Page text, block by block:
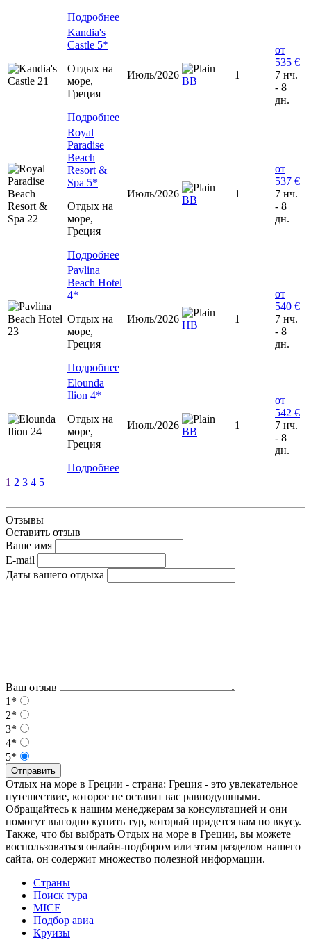
Подробнее
Kandia's
Castle 5*
Отдых на
море,
Греция
Подробнее
Июль/2026
BB
1
от
535 €
7 нч.
- 8
дн.
Royal
Paradise
Beach
Resort &
Spa 5*
Отдых на
море,
Греция
Подробнее
Июль/2026
BB
1
от
537 €
7 нч.
- 8
дн.
Pavlina
Beach Hotel
4*
Отдых на
море,
Греция
Подробнее
Июль/2026
HB
1
от
540 €
7 нч.
- 8
дн.
Elounda
Ilion 4*
Отдых на
море,
Греция
Подробнее
Июль/2026
BB
1
от
542 €
7 нч.
- 8
дн.
1 2 3 4 5
Отзывы
Оставить отзыв
Ваше имя
E-mail
Даты вашего отдыха
Ваш отзыв
1*
2*
3*
4*
5*
Отправить
Отдых на море в Греции - страна: Греция - это увлекательное
путешествие, которое не оставит вас равнодушными.
Обращайтесь к нашим менеджерам за консультацией и они
помогут выгодно купить тур, который придется вам по вкусу.
Также, что бы выбрать Отдых на море в Греции, вы можете
воспользоваться онлайн-подбором или этим разделом нашего
сайта, он содержит множество полезной информации.
Страны
Поиск тура
MICE
Подбор авиа
Круизы